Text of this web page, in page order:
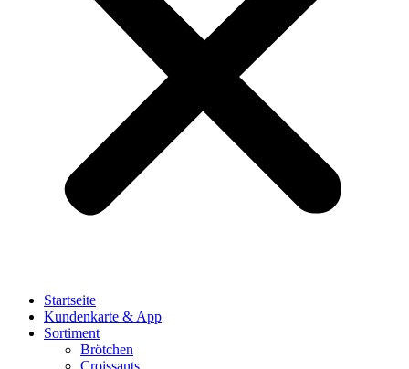
Startseite
Kundenkarte & App
Sortiment
Brötchen
Croissants